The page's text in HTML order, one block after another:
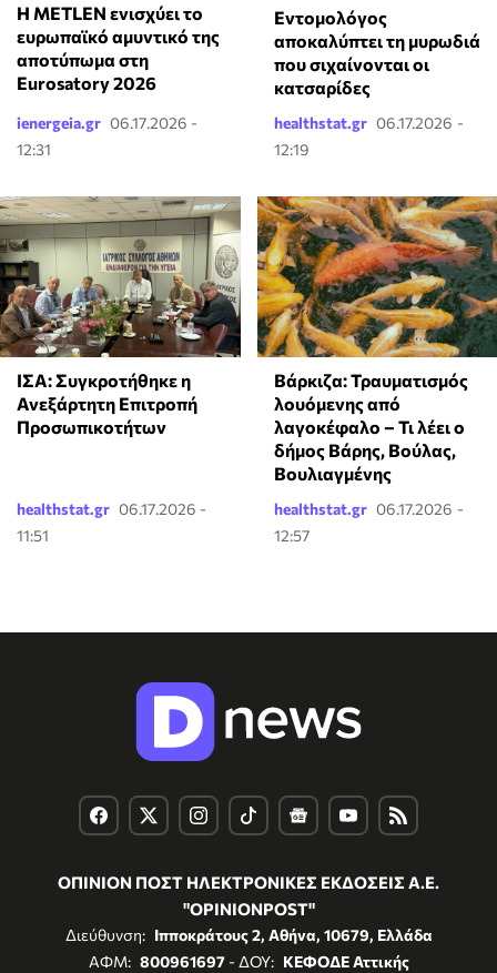
Η METLEN ενισχύει το
ευρωπαϊκό αμυντικό της
αποτύπωμα στη
Eurosatory 2026
ienergeia.gr 06.17.2026 -
12:31
Εντομολόγος
αποκαλύπτει τη μυρωδιά
που σιχαίνονται οι
κατσαρίδες
healthstat.gr 06.17.2026 -
12:19
ΙΣΑ: Συγκροτήθηκε η
Ανεξάρτητη Επιτροπή
Προσωπικοτήτων
healthstat.gr 06.17.2026 -
11:51
Βάρκιζα: Τραυματισμός
λουόμενης από
λαγοκέφαλο – Τι λέει ο
δήμος Βάρης, Βούλας,
Βουλιαγμένης
healthstat.gr 06.17.2026 -
12:57
ΟΠΙΝΙΟΝ ΠΟΣΤ ΗΛΕΚΤΡΟΝΙΚΕΣ ΕΚΔΟΣΕΙΣ Α.Ε.
"OPINIONPOST"
Διεύθυνση: Ιπποκράτους 2, Αθήνα, 10679, Ελλάδα
ΑΦΜ: 800961697- ΔΟΥ: ΚΕΦΟΔΕ Αττικής